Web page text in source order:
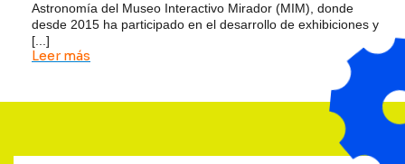
Astronomía del Museo Interactivo Mirador (MIM), donde
desde 2015 ha participado en el desarrollo de exhibiciones y
[...]
Leer más